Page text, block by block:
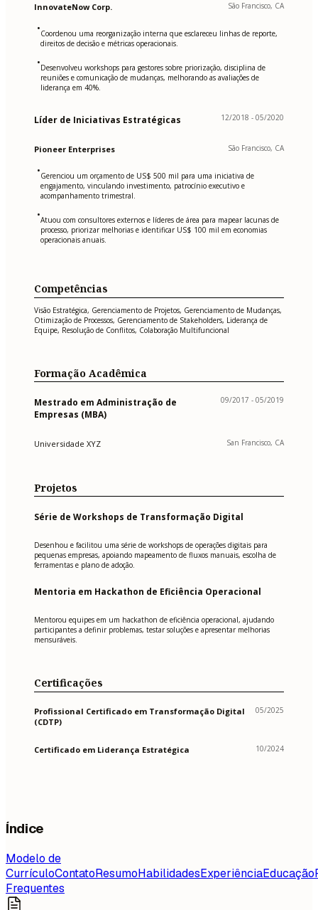
InnovateNow Corp. São Francisco, CA
•Coordenou uma reorganização interna que esclareceu linhas de reporte,
direitos de decisão e métricas operacionais.
•Desenvolveu workshops para gestores sobre priorização, disciplina de
reuniões e comunicação de mudanças, melhorando as avaliações de
liderança em 40%.
Líder de Iniciativas Estratégicas 12/2018 - 05/2020
Pioneer Enterprises São Francisco, CA
•Gerenciou um orçamento de US$ 500 mil para uma iniciativa de
engajamento, vinculando investimento, patrocínio executivo e
acompanhamento trimestral.
•Atuou com consultores externos e líderes de área para mapear lacunas de
processo, priorizar melhorias e identificar US$ 100 mil em economias
operacionais anuais.
Competências
Visão Estratégica, Gerenciamento de Projetos, Gerenciamento de Mudanças,
Otimização de Processos, Gerenciamento de Stakeholders, Liderança de
Equipe, Resolução de Conflitos, Colaboração Multifuncional
Formação Acadêmica
Mestrado em Administração de
Empresas (MBA)
09/2017 - 05/2019
Universidade XYZ San Francisco, CA
Projetos
Série de Workshops de Transformação Digital
Desenhou e facilitou uma série de workshops de operações digitais para
pequenas empresas, apoiando mapeamento de fluxos manuais, escolha de
ferramentas e plano de adoção.
Mentoria em Hackathon de Eficiência Operacional
Mentorou equipes em um hackathon de eficiência operacional, ajudando
participantes a definir problemas, testar soluções e apresentar melhorias
mensuráveis.
Certificações
Profissional Certificado em Transformação Digital
(CDTP)
05/2025
Certificado em Liderança Estratégica 10/2024
Índice
Modelo de
CurrículoContatoResumoHabilidadesExperiênciaEducação
Frequentes